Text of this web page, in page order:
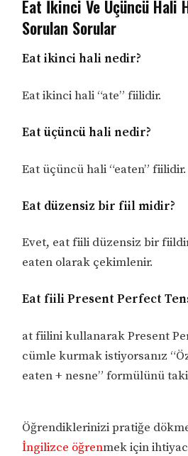
Eat İkinci Ve Üçüncü Hali
Sorulan Sorular
Eat ikinci hali nedir?
Eat ikinci hali “ate” fiilidir.
Eat üçüncü hali nedir?
Eat üçüncü hali “eaten” fiilidir.
Eat düzensiz bir fiil midir?
Evet, eat fiili düzensiz bir
eaten olarak çekimlenir.
Eat fiili Present Perfect
at fiilini kullanarak Present
cümle kurmak istiyorsanız
eaten + nesne” formülünü
Öğrendiklerinizi pratiğe
İngilizce öğrenmek için